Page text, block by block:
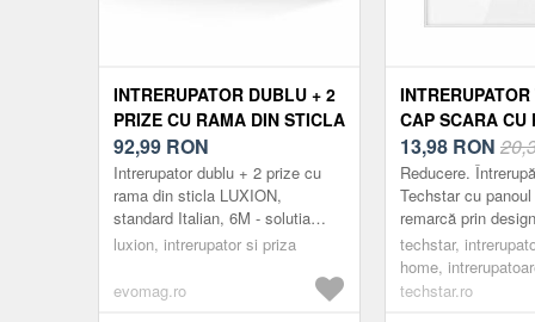
INTRERUPATOR DUBLU + 2
PRIZE CU RAMA DIN STICLA
LUXION, STANDARD
ITALIAN, 6M (ALB)
92,99 RON
Intrerupator dublu + 2 prize cu
rama din sticla LUXION,
standard Italian, 6M - solutia
ideala pentru casa sau spatiul
luxion, intrerupator si priza
evomag.ro
CAP SCARA CU
STICLA
TECHSTAR®
16A, 86 X 86
FAZE
13,98 RON
Reducere.
Techstar cu
remarcă prin
compact, elegant
Acestea sunt
din m...
techstar,
home,
techstar.ro